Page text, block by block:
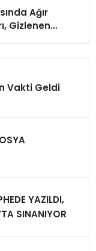
Ağır
Gizlenen
Vakti Geldi
YAZILDI,
SINANIYOR